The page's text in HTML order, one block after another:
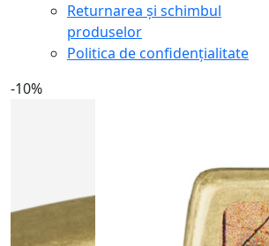
Returnarea și schimbul
produselor
Politica de confidențialitate
-10%